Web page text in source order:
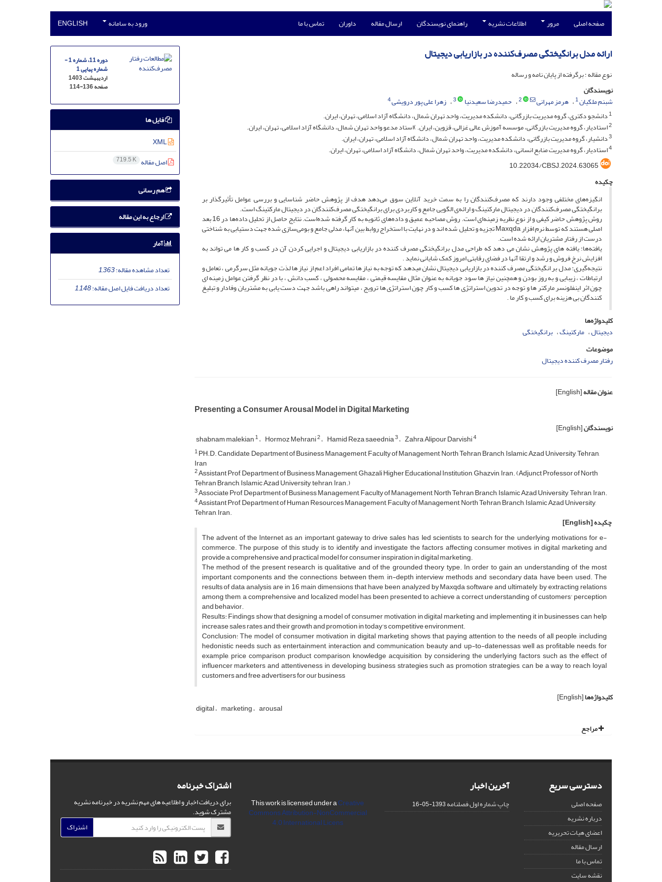
صفحه اصلی مرور اطلاعات نشریه راهنمای نویسندگان ارسال مقاله داوران تماس با ما ورود به سامانه ENGLISH
ارائه مدل برانگیختگی مصرف‌کننده در بازاریابی دیجیتال
نوع مقاله : برگرفته از پایان نامه و رساله
نویسندگان
شبنم ملکیان1 هرمز مهرانی 2 حمیدرضا سعیدنیا 3 زهرا علی پور درویشی4
1دانشجو دکتری، گروه مدیریت بازرگانی، دانشکده مدیریت، واحد تهران شمال، دانشگاه آزاد اسلامی، تهران، ایران.
2استادیار، گروه مدیریت بازرگانی، موسسه آموزش عالی غزالی، قزوین، ایران. )استاد مدعو واحد تهران شمال، دانشگاه آزاد اسلامی، تهران، ایران.
3دانشیار، گروه مدیریت بازرگانی، دانشکده مدیریت، واحد تهران شمال، دانشگاه آزاد اسلامی، تهران، ایران.
4استادیار، گروه مدیریت منابع انسانی، دانشکده مدیریت، واحد تهران شمال، دانشگاه آزاد اسلامی، تهران، ایران.
10.22034/CBSJ.2024.63065
چکیده
انگیزه‌های مختلفی وجود دارند که مصرف‌کنندگان را به سمت خرید آنلاین سوق می‌دهد هدف از پژوهش حاضر شناسایی و بررسی عوامل تأثیرگذار بر
برانگیختگی مصرف‌کنندگان در دیجیتال مارکتینگ و ارائه‌ی الگویی جامع و کاربردی برای برانگیختگی مصرف‌کنندگان در دیجیتال مارکتینگ است.
روش پژوهش حاضر کیفی و از نوع نظریه زمینه‌ای است. روش مصاحبه عمیق و داده‌های ثانویه به کار گرفته شده‌است. نتایج حاصل از تحلیل داده‌ها در 16 بعد
اصلی هستند که توسط نرم افزار Maxqda تجزیه و تحلیل شده اند و در نهایت با استخراج روابط بین آنها، مدلی جامع و بومی‌سازی شده جهت دستیابی به شناختی
درست از رفتار مشتریان ارائه شده است.
یافته‌ها: یافته های پژوهش نشان می دهد که طراحی مدل برانگیختگی مصرف کننده در بازاریابی دیجیتال و اجرایی کردن آن در کسب و کار ها می تواند به
افزایش نرخ فروش و رشد و ارتقا آنها در فضای رقابتی امروز کمک شایانی نماید .
نتیجه‌گیری: مدل بر انگیختگی مصرف کننده در بازاریابی دیجیتال نشان میدهد که توجه به نیاز ها تمامی افراد اعم از نیاز ها لذت جویانه مثل سرگرمی ، تعامل و
ارتباطات ، زیبایی و به روز بودن و همچنین نیاز ها سود جویانه به عنوان مثال مقایسه قیمتی ، مقایسه محصولی ، کسب دانش ، با در نظر گرفتن عوامل زمینه ای
چون اثر اینفلونسر مارکتر ها و توجه در تدوین استراتژی ها کسب و کار چون استراتژی ها ترویج ، میتواند راهی باشد جهت دست یابی به مشتریان وفادار و تبلیغ
کنندگان بی هزینه برای کسب و کار ما .
کلیدواژه‌ها
دیجیتال مارکتینگ برانگیختگی
موضوعات
رفتار مصرف کننده دیجیتال
عنوان مقاله[English]
Presenting a Consumer Arousal Model in Digital Marketing
نویسندگان[English]
shabnam malekian1 Hormoz Mehrani2 Hamid Reza saeednia3 Zahra Alipour Darvishi4
1PH.D. Candidate, Department of Business Management, Faculty of Management, North Tehran Branch, Islamic Azad University, Tehran,
Iran
2Assistant Prof, Department of Business Management, Ghazali Higher Educational Institution, Ghazvin, Iran. (Adjunct Professor of North
Tehran Branch, Islamic Azad University, tehran, Iran.)
3Associate Prof, Department of Business Management, Faculty of Management, North Tehran Branch, Islamic Azad University, Tehran, Iran.
4Assistant Prof, Department of Human Resources Management, Faculty of Management, North Tehran Branch, Islamic Azad University,
Tehran, Iran.
چکیده[English]
The advent of the Internet as an important gateway to drive sales has led scientists to search for the underlying motivations for e-
commerce. The purpose of this study is to identify and investigate the factors affecting consumer motives in digital marketing and
provide a comprehensive and practical model for consumer inspiration in digital marketing.
The method of the present research is qualitative and of the grounded theory type. In order to gain an understanding of the most
important components and the connections between them, in-depth interview methods and secondary data have been used. The
results of data analysis are in 16 main dimensions that have been analyzed by Maxqda software and ultimately, by extracting relations
among them, a comprehensive and localized model has been presented to achieve a correct understanding of customers' perception
and behavior.
Results: Findings show that designing a model of consumer motivation in digital marketing and implementing it in businesses can help
increase sales rates and their growth and promotion in today's competitive environment.
Conclusion: The model of consumer motivation in digital marketing shows that paying attention to the needs of all people, including
hedonistic needs such as entertainment, interaction and communication, beauty and up-to-datenessas well as profitable needs, for
example, price comparison, product comparison, knowledge acquisition, by considering the underlying factors such as the effect of
influencer marketers and attentiveness in developing business strategies such as promotion strategies, can be a way to reach loyal
customers and free advertisers for our business
کلیدواژه‌ها[English]
digital marketing arousal
مراجع
دوره 11، شماره 1 -
شماره پیاپی 1
اردیبهشت 1403
صفحه114-136
فایل ها
XML
اصل مقاله 719.5 K
هم رسانی
ارجاع به این مقاله
آمار
تعداد مشاهده مقاله:1,363
تعداد دریافت فایل اصل مقاله:1,148
دسترسی سریع
صفحه اصلی
درباره نشریه
اعضای هیات تحریریه
ارسال مقاله
تماس با ما
نقشه سایت
آخرین اخبار
چاپ شماره اول فصلنامه1393-05-16
This work is licensed under aCreative
Commons Attribution-NonCommercial
4.0 International Licens
اشتراک خبرنامه
برای دریافت اخبار و اطلاعیه های مهم نشریه در خبرنامه نشریه
مشترک شوید.
اشتراک